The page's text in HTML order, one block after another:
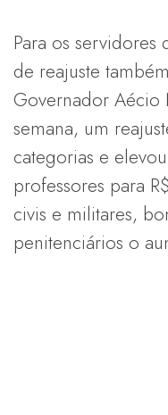
Para os servidores
de reajuste
Governador Aécio
semana, um
categorias e
professores para
civis e militares,
penitenciários o